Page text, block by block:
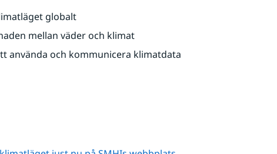
globalt
mellan väder och klimat
använda och kommunicera klimatdata